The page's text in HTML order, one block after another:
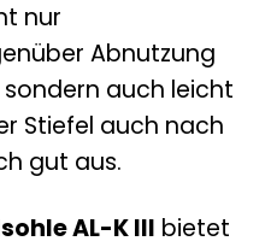
nur
Abnutzung
auch leicht
Stiefel auch nach
gut aus.
AL-K III bietet